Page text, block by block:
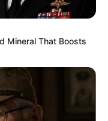
Mineral That Boosts